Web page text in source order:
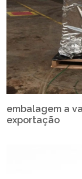
embalagem a
exportação